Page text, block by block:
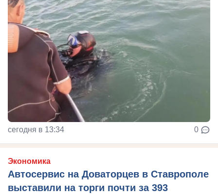
сегодня в 13:34 0
Экономика
Автосервис на Доваторцев в Ставрополе
выставили на торги почти за 393